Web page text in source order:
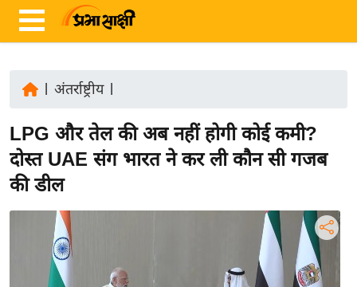
ज़ा
ख
ब
र
अंतर्राष्ट्रीय|
LPG और तेल की अब नहीं होगी कोई कमी?
दोस्त UAE संग भारत ने कर ली कौन सी गजब
की डील